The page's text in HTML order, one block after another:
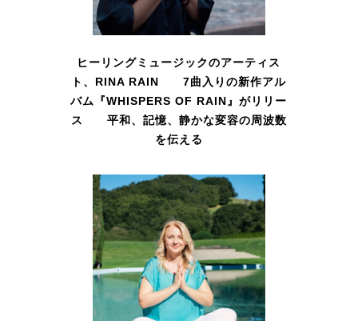
ヒーリングミュージックのアーティス
ト、RINA RAIN 7曲入りの新作アル
バム『WHISPERS OF RAIN』がリリー
ス 平和、記憶、静かな変容の周波数
を伝える